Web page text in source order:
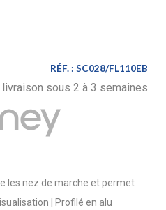
RÉF. : SC028/FL110EB
livraison sous 2 à 3 semaines
les nez de marche et permet
| Profilé en alu